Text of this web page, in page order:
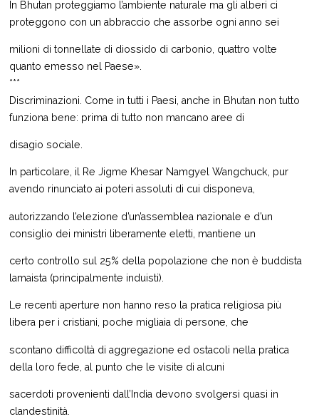
In Bhutan proteggiamo l’ambiente naturale ma gli alberi ci
proteggono con un abbraccio che assorbe ogni anno sei
milioni di tonnellate di diossido di carbonio, quattro volte
quanto emesso nel Paese».
***
Discriminazioni. Come in tutti i Paesi, anche in Bhutan non tutto
funziona bene: prima di tutto non mancano aree di
disagio sociale.
In particolare, il Re Jigme Khesar Namgyel Wangchuck, pur
avendo rinunciato ai poteri assoluti di cui disponeva,
autorizzando l’elezione d’un’assemblea nazionale e d’un
consiglio dei ministri liberamente eletti, mantiene un
certo controllo sul 25% della popolazione che non è buddista
lamaista (principalmente induisti).
Le recenti aperture non hanno reso la pratica religiosa più
libera per i cristiani, poche migliaia di persone, che
scontano difficoltà di aggregazione ed ostacoli nella pratica
della loro fede, al punto che le visite di alcuni
sacerdoti provenienti dall’India devono svolgersi quasi in
clandestinità.